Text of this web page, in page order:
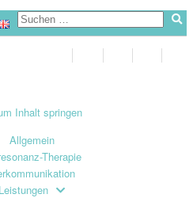
Inhalt springen
Allgemein
Therapie
Leistungen